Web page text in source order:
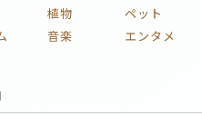
植物
ペット
音楽
エンタメ